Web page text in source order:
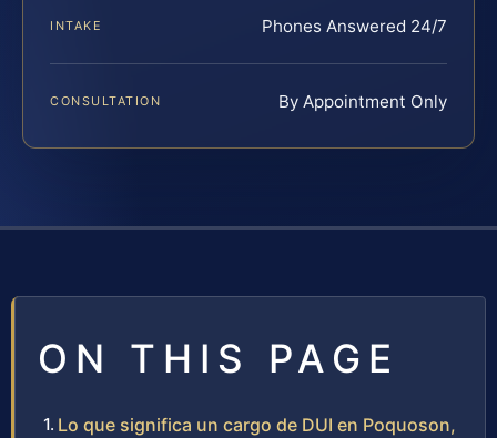
INTAKE Phones Answered 24/7
CONSULTATION By Appointment Only
ON THIS PAGE
Lo que significa un cargo de DUI en Poquoson,